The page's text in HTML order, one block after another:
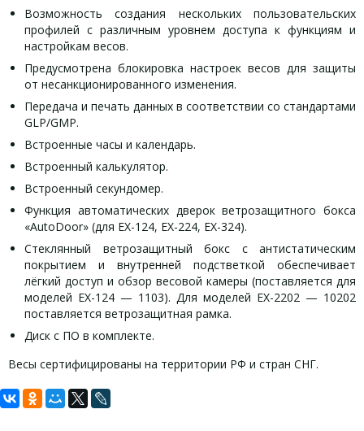
Возможность создания нескольких пользовательских
профилей с различным уровнем доступа к функциям и
настройкам весов.
Предусмотрена блокировка настроек весов для защиты
от несанкционированного изменения.
Передача и печать данных в соответствии со стандартами
GLP/GMP.
Встроенные часы и календарь.
Встроенный калькулятор.
Встроенный секундомер.
Функция автоматических дверок ветрозащитного бокса
«AutoDoor» (для EX-124, EX-224, EX-324).
Стеклянный ветрозащитный бокс с антистатическим
покрытием и внутренней подстветкой обеспечивает
лёгкий доступ и обзор весовой камеры (поставляется для
моделей EX-124 — 1103). Для моделей EX-2202 — 10202
поставляется ветрозащитная рамка.
Диск с ПО в комплекте.
Весы сертифицированы на территории РФ и стран СНГ.
Задать вопрос